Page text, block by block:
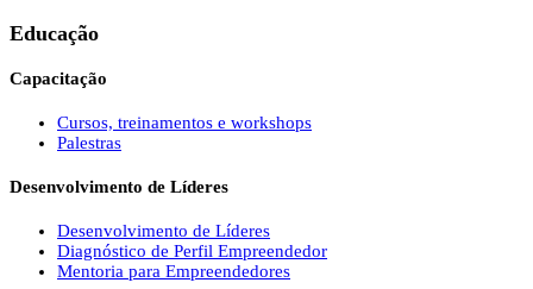
Educação
Capacitação
Cursos, treinamentos e workshops
Palestras
Desenvolvimento de Líderes
Desenvolvimento de Líderes
Diagnóstico de Perfil Empreendedor
Mentoria para Empreendedores